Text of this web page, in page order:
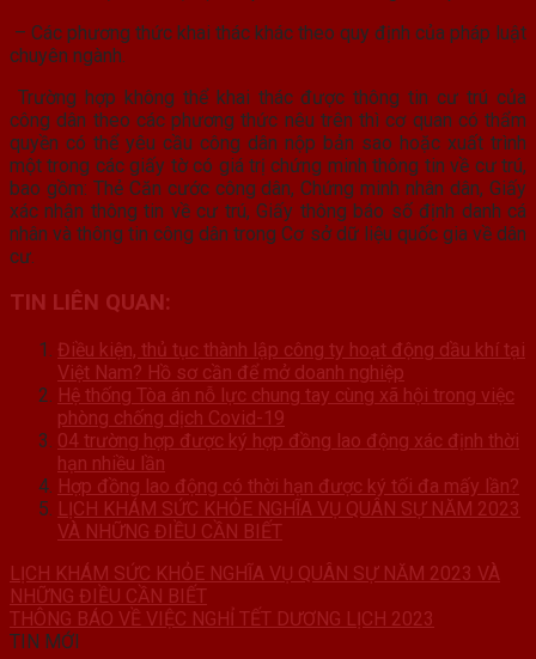
– Các phương thức khai thác khác theo quy định của pháp luật
chuyên ngành.
Trường hợp không thể khai thác được thông tin cư trú của
công dân theo các phương thức nêu trên thì cơ quan có thẩm
quyền có thể yêu cầu công dân nộp bản sao hoặc xuất trình
một trong các giấy tờ có giá trị chứng minh thông tin về cư trú,
bao gồm: Thẻ Căn cước công dân, Chứng minh nhân dân, Giấy
xác nhận thông tin về cư trú, Giấy thông báo số định danh cá
nhân và thông tin công dân trong Cơ sở dữ liệu quốc gia về dân
cư.
TIN LIÊN QUAN:
Điều kiện, thủ tục thành lập công ty hoạt động dầu khí tại
Việt Nam? Hồ sơ cần để mở doanh nghiệp
Hệ thống Tòa án nỗ lực chung tay cùng xã hội trong việc
phòng chống dịch Covid-19
04 trường hợp được ký hợp đồng lao động xác định thời
hạn nhiều lần
Hợp đồng lao động có thời hạn được ký tối đa mấy lần?
LỊCH KHÁM SỨC KHỎE NGHĨA VỤ QUÂN SỰ NĂM 2023
VÀ NHỮNG ĐIỀU CẦN BIẾT
LỊCH KHÁM SỨC KHỎE NGHĨA VỤ QUÂN SỰ NĂM 2023 VÀ
NHỮNG ĐIỀU CẦN BIẾT
THÔNG BÁO VỀ VIỆC NGHỈ TẾT DƯƠNG LỊCH 2023
TIN MỚI